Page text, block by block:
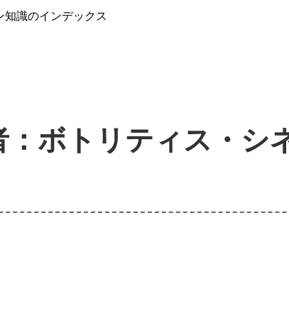
知識のインデックス
ボトリティス・シ